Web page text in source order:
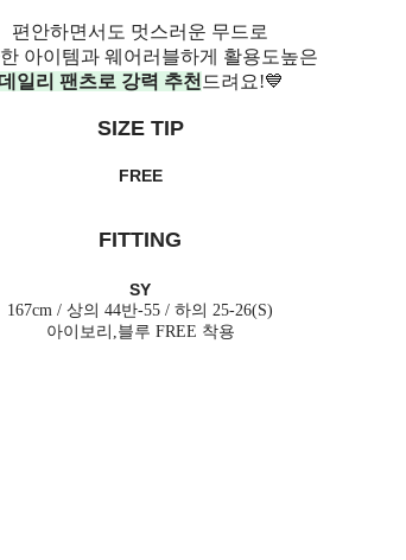
편안하면서도 멋스러운 무드로
아이템과 웨어러블하게 활용도높은
일리 팬츠로 강력 추천 드려요!💙
SIZE TIP
FREE
FITTING
SY
167cm / 상의 44반-55 / 하의 25-26(S)
아이보리,블루 FREE 착용